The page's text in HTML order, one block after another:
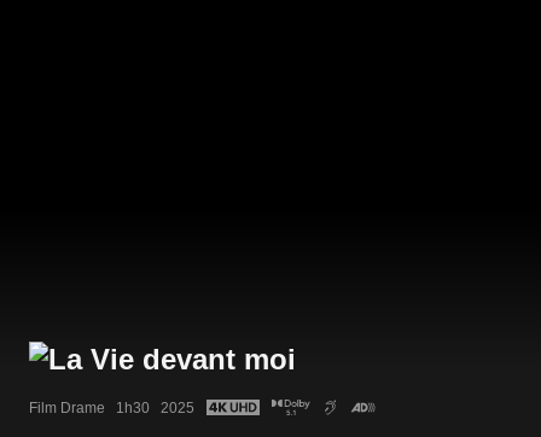
Film Drame   1h30   2025